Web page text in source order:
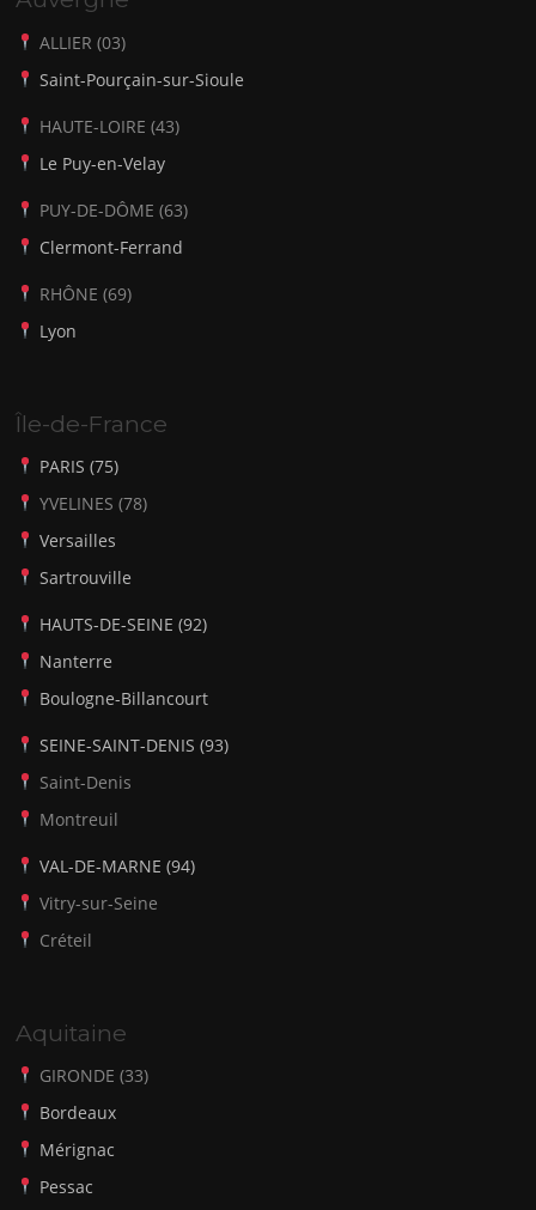
ALLIER (03)
Saint-Pourçain-sur-Sioule
HAUTE-LOIRE (43)
Le Puy-en-Velay
PUY-DE-DÔME (63)
Clermont-Ferrand
RHÔNE (69)
Lyon
Île-de-France
PARIS (75)
YVELINES (78)
Versailles
Sartrouville
HAUTS-DE-SEINE (92)
Nanterre
Boulogne-Billancourt
SEINE-SAINT-DENIS (93)
Saint-Denis
Montreuil
VAL-DE-MARNE (94)
Vitry-sur-Seine
Créteil
Aquitaine
GIRONDE (33)
Bordeaux
Mérignac
Pessac